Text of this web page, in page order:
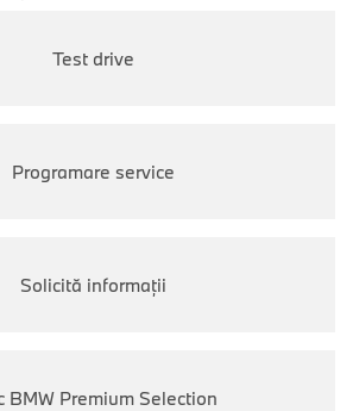
Test drive
Programare service
Solicită informaţii
BMW Premium Selection